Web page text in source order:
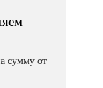
сумму от